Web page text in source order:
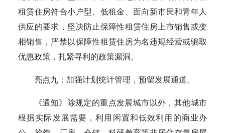
租赁住房符合小户型、低租金、面向新市民和青年人
供应的要求，坚决防止保障性租赁住房上市销售或变
相销售，严禁以保障性租赁住房为名违规经营或骗取
优惠政策，扎紧寻利的政策漏洞。
亮点九：加强计划统计管理，预留发展通道。
《通知》除规定的重点发展城市以外，其他城市
根据实际发展需要，利用闲置和低效利用的商业办